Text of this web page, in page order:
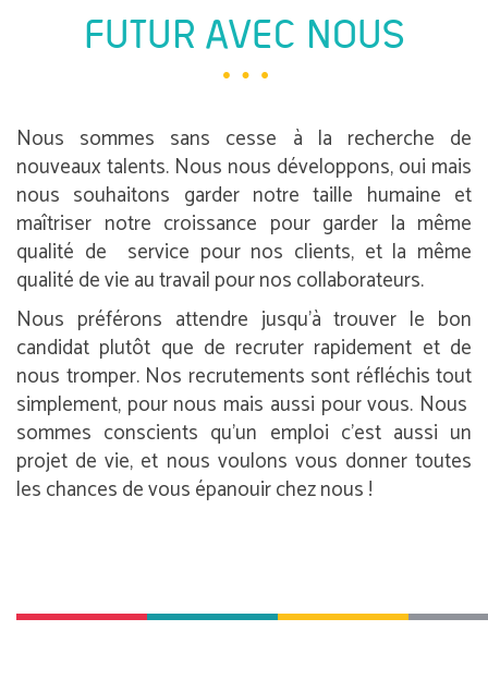
FUTUR AVEC NOUS
Nous sommes sans cesse à la recherche de
nouveaux talents. Nous nous développons, oui mais
nous souhaitons garder notre taille humaine et
maîtriser notre croissance pour garder la même
qualité de service pour nos clients, et la même
qualité de vie au travail pour nos collaborateurs.
Nous préférons attendre jusqu’à trouver le bon
candidat plutôt que de recruter rapidement et de
nous tromper. Nos recrutements sont réfléchis tout
simplement, pour nous mais aussi pour vous. Nous
sommes conscients qu’un emploi c’est aussi un
projet de vie, et nous voulons vous donner toutes
les chances de vous épanouir chez nous !